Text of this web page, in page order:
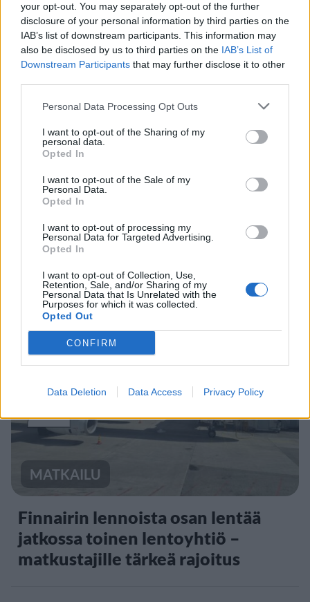
your opt-out. You may separately opt-out of the further
disclosure of your personal information by third parties on the
IAB’s list of downstream participants. This information may
also be disclosed by us to third parties on the IAB’s List of
Downstream Participants that may further disclose it to other
Personal Data Processing Opt Outs
I want to opt-out of the Sharing of my
personal data.
Opted In
I want to opt-out of the Sale of my
Personal Data.
Opted In
I want to opt-out of processing my
Personal Data for Targeted Advertising.
Opted In
I want to opt-out of Collection, Use,
Retention, Sale, and/or Sharing of my
Personal Data that Is Unrelated with the
Purposes for which it was collected.
Opted Out
CONFIRM
Data Deletion Data Access Privacy Policy
Staran luetuimmat
1
Leskeneläke ei kuulu kaikille –
Kela muistuttaa tärkeästä
ikärajasta
2
MATKAILU
Finnairin lennoista osan lentää
jatkossa toinen lentoyhtiö –
matkustajille tärkeä rajoitus